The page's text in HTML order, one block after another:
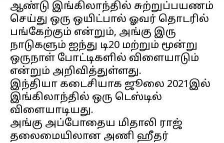
ஆண்டு இங்கிலாந்தில் சுற்றுப்பயணம்
செய்து ஒரு ஒயிட்பால் ஓவர் தொடரில்
பங்கேற்கும் என்றும், அங்கு இரு
நாடுகளும் ஐந்து டி20 மற்றும் மூன்று
ஒருநாள் போட்டிகளில் விளையாடும்
என்றும் அறிவித்துள்ளது.
இந்தியா கடைசியாக ஜூலை 2021இல்
இங்கிலாந்தில் ஒரு டெஸ்டில்
விளையாடியது.
அங்கு அப்போதைய மிதாலி ராஜ்
தலைமையிலான அணி ஹீதர்